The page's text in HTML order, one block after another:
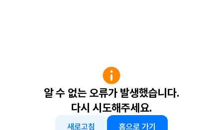
알 수 없는 오류가 발생했습니다.
다시 시도해주세요.
새로고침 홈으로 가기